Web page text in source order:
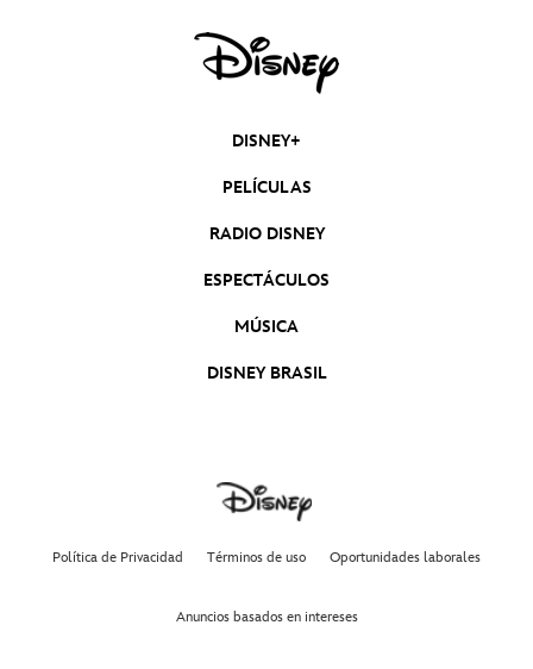
DISNEY+
PELÍCULAS
RADIO DISNEY
ESPECTÁCULOS
MÚSICA
DISNEY BRASIL
Política de Privacidad Términos de uso Oportunidades laborales
Anuncios basados en intereses